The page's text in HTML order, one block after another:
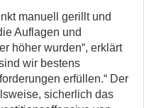
manuell gerillt und
Auflagen und
höher wurden“, erklärt
wir bestens
erfüllen.“ Der
sicherlich das